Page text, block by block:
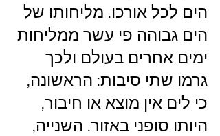
הים לכל אורכו. מליחותו של
הים גבוהה פי עשר ממליחות
ימים אחרים בעולם ולכך
גרמו שתי סיבות: הראשונה,
כי לים אין מוצא או חיבור,
היותו סופני באזור. השנייה,